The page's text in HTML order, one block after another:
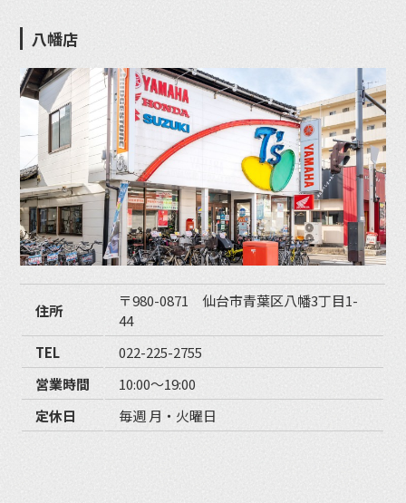
八幡店
住所
〒980-0871 仙台市青葉区八幡3丁目1-
44
TEL
022-225-2755
営業時間
10:00〜19:00
定休日
毎週 月・火曜日